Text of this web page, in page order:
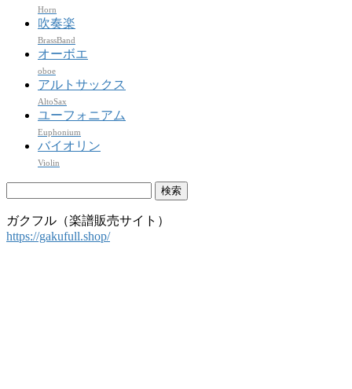
Horn
吹奏楽
BrassBand
オーボエ
oboe
アルトサックス
AltoSax
ユーフォニアム
Euphonium
バイオリン
Violin
ガクフル（楽譜販売サイト）
https://gakufull.shop/